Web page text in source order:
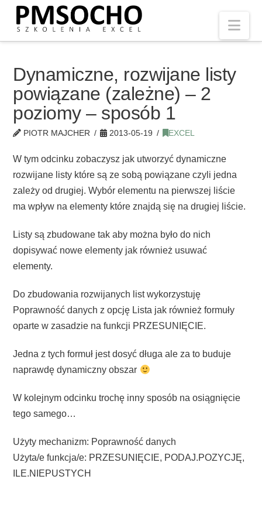
Dynamiczne, rozwijane listy
powiązane (zależne) – 2
poziomy – sposób 1
PIOTR MAJCHER 2013-05-19 EXCEL
W tym odcinku zobaczysz jak utworzyć dynamiczne
rozwijane listy które są ze sobą powiązane czyli jedna
zależy od drugiej. Wybór elementu na pierwszej liście
ma wpływ na elementy które znajdą się na drugiej liście.
Listy są zbudowane tak aby można było do nich
dopisywać nowe elementy jak również usuwać
elementy.
Do zbudowania rozwijanych list wykorzystuję
Poprawność danych z opcję Lista jak również formuły
oparte w zasadzie na funkcji PRZESUNIĘCIE.
Jedna z tych formuł jest dosyć długa ale za to buduje
naprawdę dynamiczny obszar
W kolejnym odcinku trochę inny sposób na osiągnięcie
tego samego…
Użyty mechanizm: Poprawność danych
Użyta/e funkcja/e: PRZESUNIĘCIE, PODAJ.POZYCJĘ,
ILE.NIEPUSTYCH